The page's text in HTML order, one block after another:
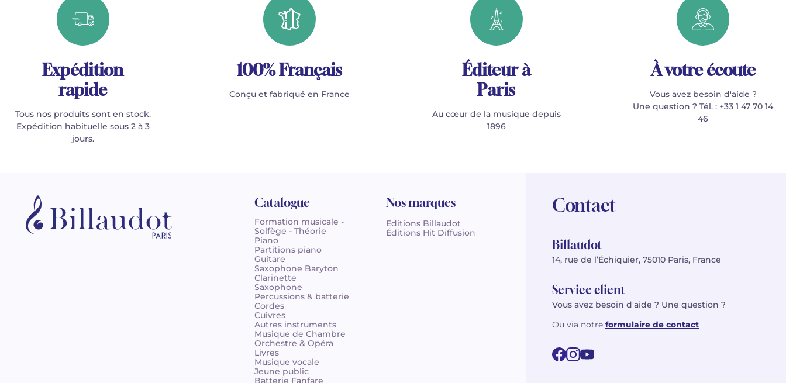
Expédition
rapide
Tous nos produits sont en stock.
Expédition habituelle sous 2 à 3
jours.
100% Français
Conçu et fabriqué en France
Éditeur à
Paris
Au cœur de la musique depuis
1896
À votre écoute
Vous avez besoin d'aide ?
Une question ? Tél. : +33 1 47 70 14
46
Catalogue
Formation musicale -
Solfège - Théorie
Piano
Partitions piano
Guitare
Saxophone Baryton
Clarinette
Saxophone
Percussions & batterie
Cordes
Cuivres
Autres instruments
Musique de Chambre
Orchestre & Opéra
Livres
Musique vocale
Jeune public
Batterie Fanfare
Nos marques
Editions Billaudot
Éditions Hit Diffusion
Contact
Billaudot
14, rue de l’Échiquier, 75010 Paris, France
Service client
Vous avez besoin d'aide ? Une question ?
Ou via notre formulaire de contact